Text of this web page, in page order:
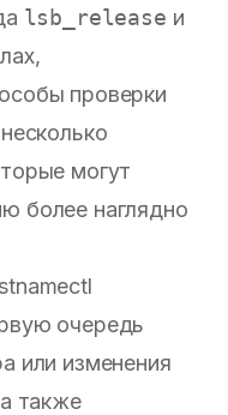
lsb_release и
проверки
могут
более наглядно
очередь
или изменения
также